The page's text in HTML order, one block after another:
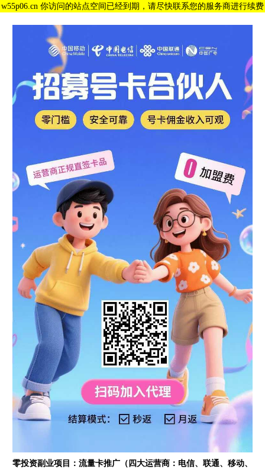
w55p06.cn 你访问的站点空间已经到期，请尽快联系您的服务商进行续费
零投资副业项目：流量卡推广（四大运营商：电信、联通、移动、